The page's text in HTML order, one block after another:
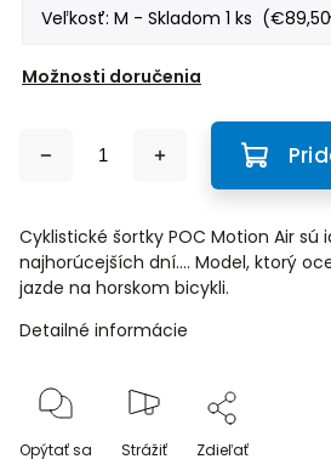
Možnosti doručenia
Cyklistické šortky POC Motion Air
najhorúcejších dní.... Model, ktorý
jazde na horskom bicykli.
Detailné informácie
Opýtať sa Strážiť Zdieľať